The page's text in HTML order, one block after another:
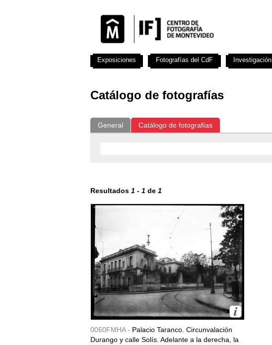
Catálogo de fotografías
General Catálogo de fotografías
Resultados 1 - 1 de 1
0060FMHA - Palacio Taranco. Circunvalación
Durango y calle Solís. Adelante a la derecha, la
Exposiciones Fotografías del CdF Investigación